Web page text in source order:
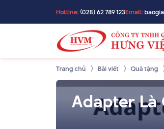
Hotline:(028) 62 789 123Email:
Trang chủ Bài viết Quà tặng
Adapter Là